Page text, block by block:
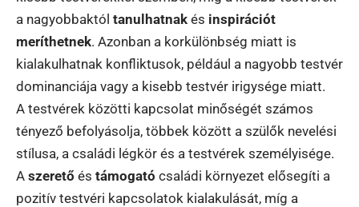
a nagyobbaktól tanulhatnak és inspirációt
meríthetnek. Azonban a korkülönbség miatt is
kialakulhatnak konfliktusok, például a nagyobb testvér
dominanciája vagy a kisebb testvér irigysége miatt.
A testvérek közötti kapcsolat minőségét számos
tényező befolyásolja, többek között a szülők nevelési
stílusa, a családi légkör és a testvérek személyisége.
A szerető és támogató családi környezet elősegíti a
pozitív testvéri kapcsolatok kialakulását, míg a